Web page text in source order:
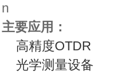
n
主要应用：
高精度OTDR
光学测量设备